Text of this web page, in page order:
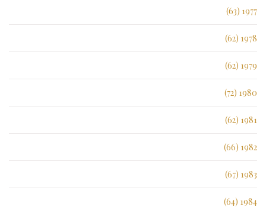
1977 (63)
1978 (62)
1979 (62)
1980 (72)
1981 (62)
1982 (66)
1983 (67)
1984 (64)